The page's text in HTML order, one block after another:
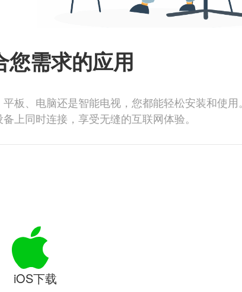
您需求的应用
板、电脑还是智能电视，您都能轻松安装和使用。
上同时连接，享受无缝的互联网体验。
iOS下载